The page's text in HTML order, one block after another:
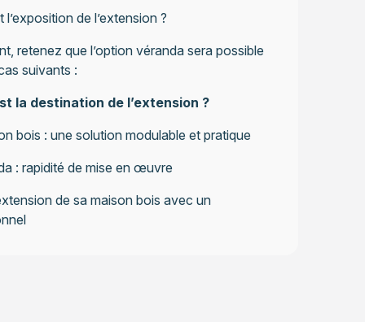
l’exposition de l’extension ?
retenez que l’option véranda sera possible
suivants :
la destination de l’extension ?
bois : une solution modulable et pratique
: rapidité de mise en œuvre
de sa maison bois avec un